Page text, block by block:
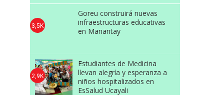
Goreu construirá nuevas
infraestructuras educativas
en Manantay
3,5K
Estudiantes de Medicina
llevan alegría y esperanza a
niños hospitalizados en
EsSalud Ucayali
2,9K